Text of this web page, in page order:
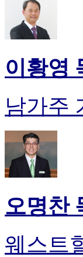
이황영
남가주
오명찬
웨스트